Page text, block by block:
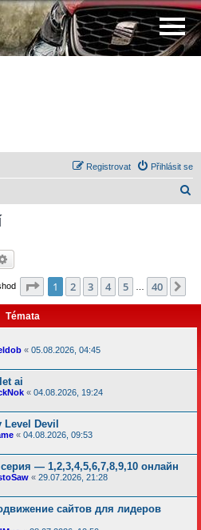
Přihlásit se
Registrovat
Stránka z 40
1 2 3 4 5 40
Témata
« 05.08.2026, 04:45
ai
« 04.08.2026, 19:24
Level Devil
« 04.08.2026, 09:53
— 1,2,3,4,5,6,7,8,9,10 онлайн
« 29.07.2026, 21:28
сайтов для лидеров